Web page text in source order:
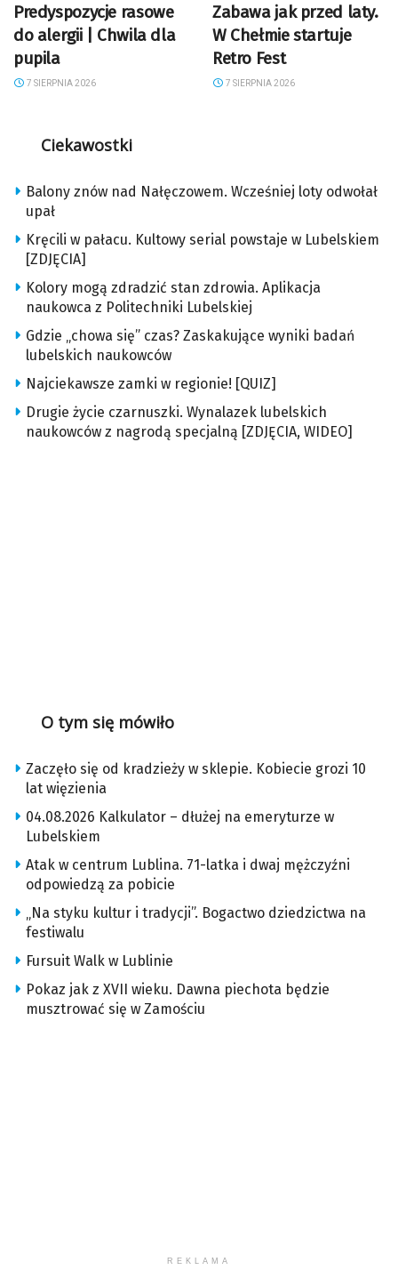
Predyspozycje rasowe
do alergii | Chwila dla
pupila
7 SIERPNIA 2026
Zabawa jak przed laty.
W Chełmie startuje
Retro Fest
7 SIERPNIA 2026
Ciekawostki
Balony znów nad Nałęczowem. Wcześniej loty odwołał
upał
Kręcili w pałacu. Kultowy serial powstaje w Lubelskiem
[ZDJĘCIA]
Kolory mogą zdradzić stan zdrowia. Aplikacja
naukowca z Politechniki Lubelskiej
Gdzie „chowa się” czas? Zaskakujące wyniki badań
lubelskich naukowców
Najciekawsze zamki w regionie! [QUIZ]
Drugie życie czarnuszki. Wynalazek lubelskich
naukowców z nagrodą specjalną [ZDJĘCIA, WIDEO]
O tym się mówiło
Zaczęło się od kradzieży w sklepie. Kobiecie grozi 10
lat więzienia
04.08.2026 Kalkulator – dłużej na emeryturze w
Lubelskiem
Atak w centrum Lublina. 71-latka i dwaj mężczyźni
odpowiedzą za pobicie
„Na styku kultur i tradycji”. Bogactwo dziedzictwa na
festiwalu
Fursuit Walk w Lublinie
Pokaz jak z XVII wieku. Dawna piechota będzie
musztrować się w Zamościu
REKLAMA